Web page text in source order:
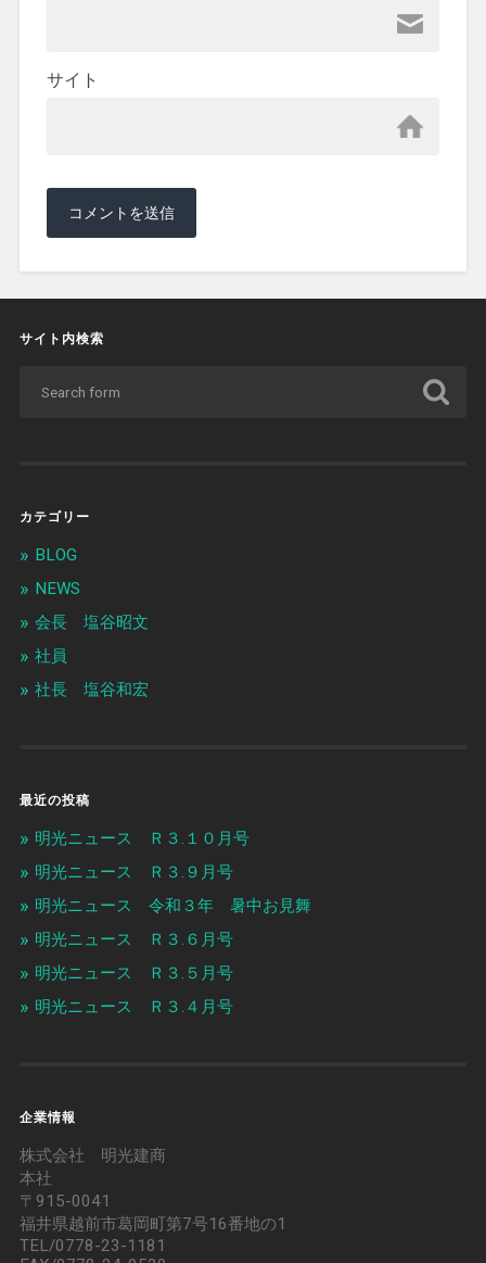
サイト
サイト内検索
カテゴリー
BLOG
NEWS
会長 塩谷昭文
社員
社長 塩谷和宏
最近の投稿
明光ニュース Ｒ３.１０月号
明光ニュース Ｒ３.９月号
明光ニュース 令和３年 暑中お見舞
明光ニュース Ｒ３.６月号
明光ニュース Ｒ３.５月号
明光ニュース Ｒ３.４月号
企業情報
株式会社 明光建商
本社
〒915-0041
福井県越前市葛岡町第7号16番地の1
TEL/0778-23-1181